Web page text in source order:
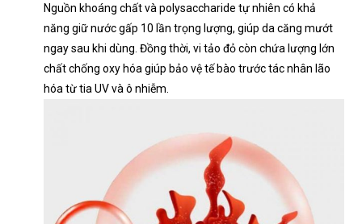
Nguồn khoáng chất và polysaccharide tự nhiên có khả
năng giữ nước gấp 10 lần trọng lượng, giúp da căng mướt
ngay sau khi dùng. Đồng thời, vi tảo đỏ còn chứa lượng lớn
chất chống oxy hóa giúp bảo vệ tế bào trước tác nhân lão
hóa từ tia UV và ô nhiễm.